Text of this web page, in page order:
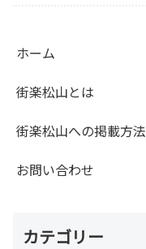
ホーム
街楽松山とは
街楽松山への掲載方法
お問い合わせ
カテゴリー